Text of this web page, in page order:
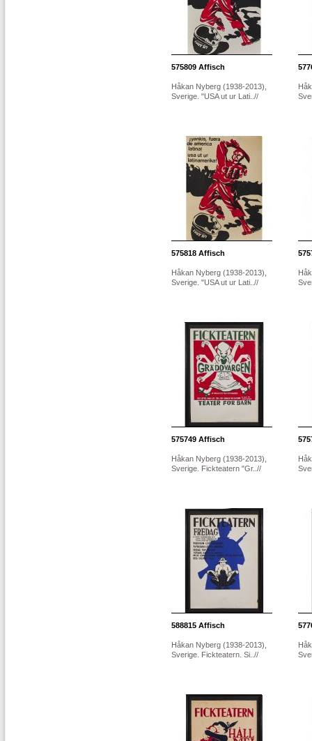
575809 Affisch
Håkan Nyberg (1938-2013),
Sverige. "USA ut ur Lati..//
575818 Affisch
Håkan Nyberg (1938-2013),
Sverige. "USA ut ur Lati..//
575749 Affisch
Håkan Nyberg (1938-2013),
Sverige. Fickteatern "Gr..//
588815 Affisch
Håkan Nyberg (1938-2013),
Sverige. Fickteatern. Si..//